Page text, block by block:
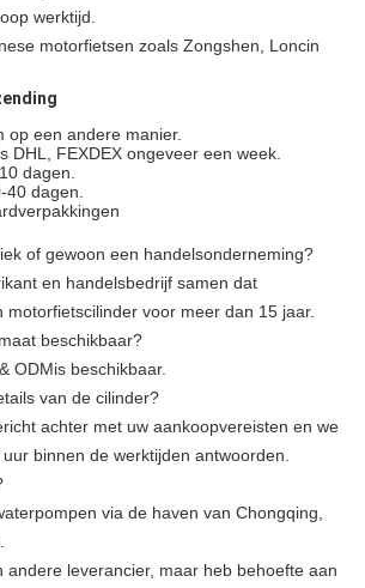
werktijd.
motorfietsen zoals Zongshen, Loncin
op een andere manier.
DHL, FEXDEX ongeveer een week.
dagen.
40 dagen.
of gewoon een handelsonderneming?
en handelsbedrijf samen dat
motorfietscilinder voor meer dan 15 jaar.
beschikbaar?
ODMis beschikbaar.
van de cilinder?
achter met uw aankoopvereisten en we
binnen de werktijden antwoorden.
via de haven van Chongqing,
andere leverancier, maar heb behoefte aan